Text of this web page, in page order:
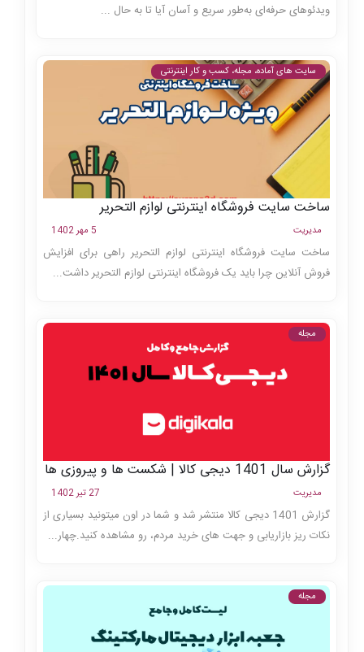
ویدئوهای حرفه‌ای به‌طور سریع و آسان آیا تا به حال ...
سایت های آماده، مجله، کسب و کار اینترنتی
ساخت سایت فروشگاه اینترنتی لوازم التحریر
مدیریت 5 مهر 1402
ساخت سایت فروشگاه اینترنتی لوازم التحریر راهی برای افزایش
فروش آنلاین چرا باید یک فروشگاه اینترنتی لوازم التحریر داشت...
مجله
گزارش سال 1401 دیجی کالا | شکست ها و پیروزی ها
مدیریت 27 تیر 1402
گزارش 1401 دیجی کالا منتشر شد و شما در اون میتونید بسیاری از
نکات ریز بازاریابی و جهت های خرید مردم، رو مشاهده کنید.چهار...
مجله